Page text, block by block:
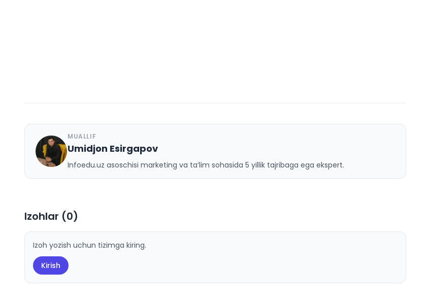
U
MUALLIF
Umidjon Esirgapov
Infoedu.uz asoschisi marketing va ta’lim sohasida 5 yillik tajribaga ega ekspert.
Izohlar (0)
Izoh yozish uchun tizimga kiring.
Kirish